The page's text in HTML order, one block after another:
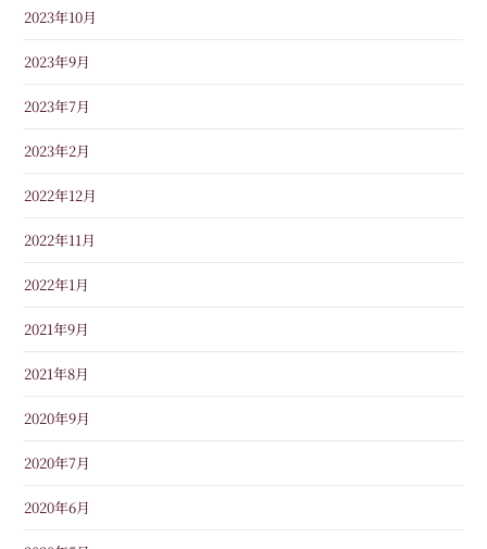
2023年10月
2023年9月
2023年7月
2023年2月
2022年12月
2022年11月
2022年1月
2021年9月
2021年8月
2020年9月
2020年7月
2020年6月